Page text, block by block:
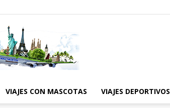
The
VIAJES CON MASCOTAS VIAJES DEPORTIVOS